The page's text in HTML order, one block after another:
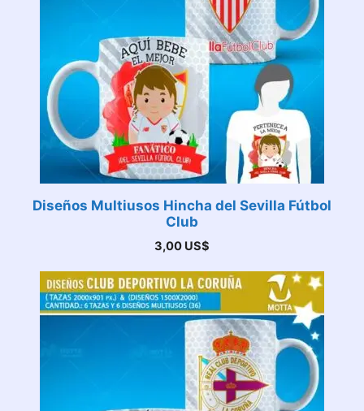
Diseños Multiusos Hincha del Sevilla Fútbol
Club
3,00 US$